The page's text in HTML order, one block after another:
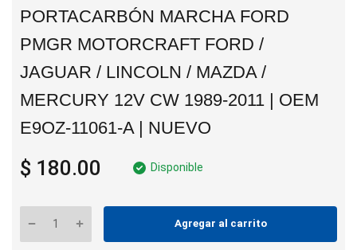
PORTACARBÓN MARCHA FORD
PMGR MOTORCRAFT FORD /
JAGUAR / LINCOLN / MAZDA /
MERCURY 12V CW 1989-2011 | OEM
E9OZ-11061-A | NUEVO
$ 180.00 Disponible
Agregar al carrito